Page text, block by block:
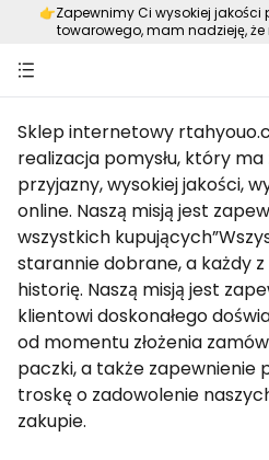
👉️Zapewnimy Ci wysokiej
towarowego, mam nadzieję, że
Sklep internetowy
realizacja pomysłu, który
przyjazny, wysokiej jakości,
online. Naszą misją jest
wszystkich
starannie dobrane, a każdy z
historię. Naszą misją jest
klientowi doskonałego
od momentu złożenia
paczki, a także zapewnienie
troskę o zadowolenie
zakupie.